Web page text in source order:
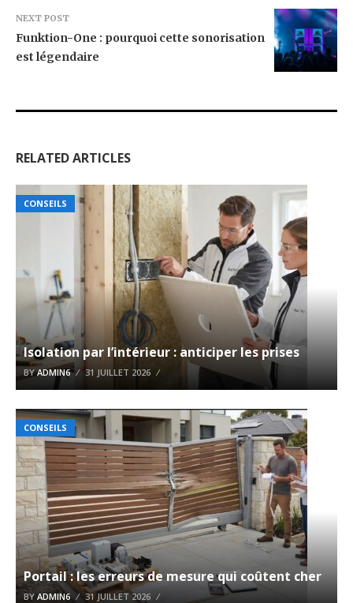
NEXT POST
Funktion-One : pourquoi cette sonorisation
est légendaire
RELATED ARTICLES
CONSEILS
Isolation par l’intérieur : anticiper les prises
BYADMIN6 31 JUILLET 2026
CONSEILS
Portail : les erreurs de mesure qui coûtent cher
BY ADMIN6 31 JUILLET 2026